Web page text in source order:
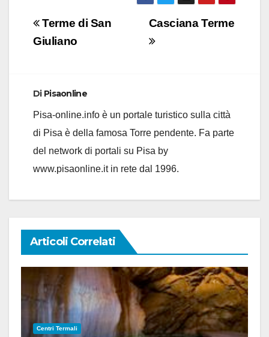
Navigazione
articoli
Casciana Terme
Terme di San
Giuliano
Di Pisaonline
Pisa-online.info è un portale turistico sulla città
di Pisa è della famosa Torre pendente. Fa parte
del network di portali su Pisa by
www.pisaonline.it in rete dal 1996.
Articoli Correlati
Centri Termali